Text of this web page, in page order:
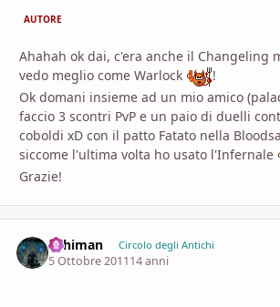
AUTORE
Ahahah ok dai, c'era anche il Changeling
vedo meglio come Warlock
!
Ok domani insieme ad un mio amico
faccio 3 scontri PvP e un paio di duelli
coboldi xD con il patto Fatato nella
siccome l'ultima volta ho usato l'Infernale
Grazie!
Arhiman Circolo degli Antichi
5 Ottobre 201114 anni